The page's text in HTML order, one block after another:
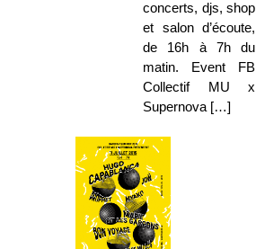
concerts, djs, shop
et salon d’écoute,
de 16h à 7h du
matin. Event FB
Collectif MU x
Supernova […]